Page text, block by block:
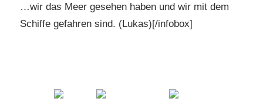
…wir das Meer gesehen haben und wir mit dem
Schiffe gefahren sind. (Lukas)[/infobox]